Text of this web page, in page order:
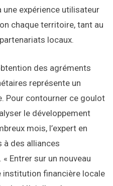
expérience utilisateur
chaque territoire, tant au
locaux.
des agréments
représente un
Pour contourner ce goulot
le développement
mois, l’expert en
à des alliances
Entrer sur un nouveau
institution financière locale